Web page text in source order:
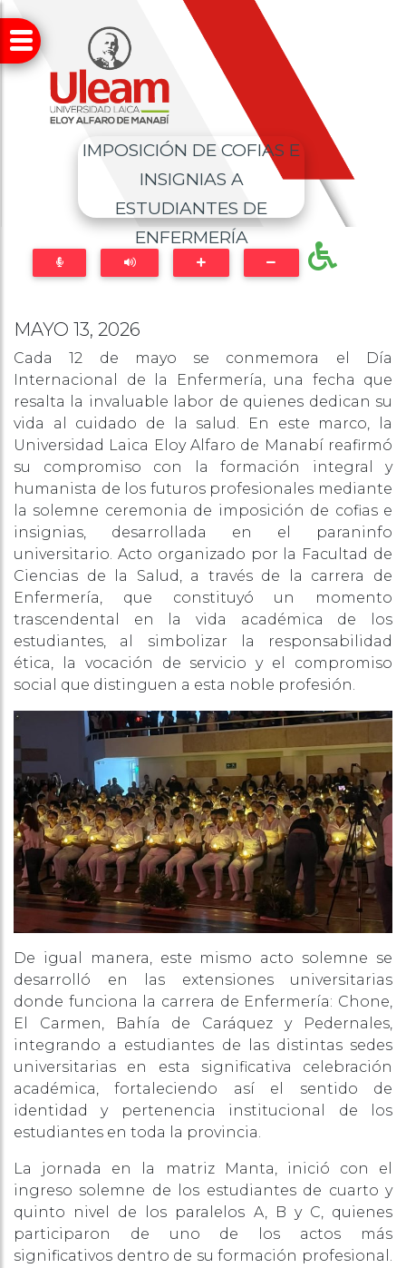
IMPOSICIÓN DE COFIAS E
INSIGNIAS A
ESTUDIANTES DE
ENFERMERÍA
MAYO 13, 2026
Cada 12 de mayo se conmemora el Día
Internacional de la Enfermería, una fecha que
resalta la invaluable labor de quienes dedican su
vida al cuidado de la salud. En este marco, la
Universidad Laica Eloy Alfaro de Manabí reafirmó
su compromiso con la formación integral y
humanista de los futuros profesionales mediante
la solemne ceremonia de imposición de cofias e
insignias, desarrollada en el paraninfo
universitario. Acto organizado por la Facultad de
Ciencias de la Salud, a través de la carrera de
Enfermería, que constituyó un momento
trascendental en la vida académica de los
estudiantes, al simbolizar la responsabilidad
ética, la vocación de servicio y el compromiso
social que distinguen a esta noble profesión.
De igual manera, este mismo acto solemne se
desarrolló en las extensiones universitarias
donde funciona la carrera de Enfermería: Chone,
El Carmen, Bahía de Caráquez y Pedernales,
integrando a estudiantes de las distintas sedes
universitarias en esta significativa celebración
académica, fortaleciendo así el sentido de
identidad y pertenencia institucional de los
estudiantes en toda la provincia.
La jornada en la matriz Manta, inició con el
ingreso solemne de los estudiantes de cuarto y
quinto nivel de los paralelos A, B y C, quienes
participaron de uno de los actos más
significativos dentro de su formación profesional.